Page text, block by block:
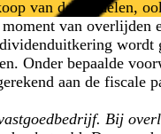
van de aandelen,
van
wordt
Onder bepaalde
aan de fiscale
Bij